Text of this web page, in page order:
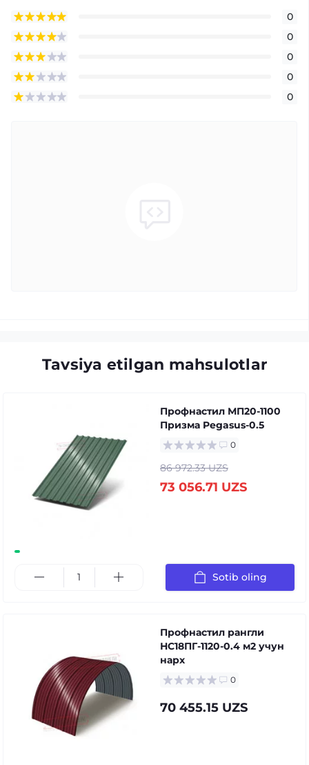
0
0
0
0
0
Tavsiya etilgan mahsulotlar
Профнастил МП20-1100
Призма Pegasus-0.5
0
86 972.33 UZS
73 056.71 UZS
Sotib oling
Профнастил рангли
НС18ПГ-1120-0.4 м2 учун
нарх
0
70 455.15 UZS